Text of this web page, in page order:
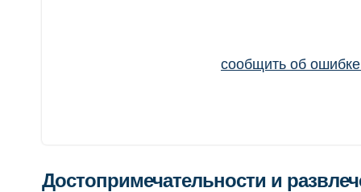
сообщить об
Достопримечательности и